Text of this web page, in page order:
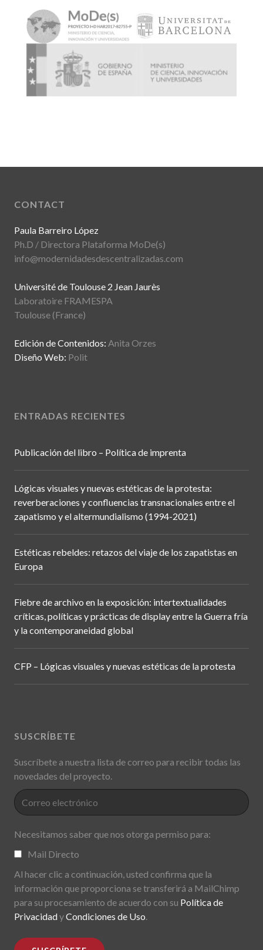
CONTACT
Paula Barreiro López
Ph.D / Directora Plataforma MoDe(s)
info@modernidadesdescentralizadas.com
Université de Toulouse 2 Jean Jaurès
Laboratoire FRAMESPA
Toulouse (France)
Edición de Contenidos: Anita Orzes
Diseño Web: Polit
ENTRADAS RECIENTES
Publicación del libro – Política de imprenta
Lógicas visuales y nuevas estéticas de la protesta:
reverberaciones y confluencias transnacionales entre el
zapatismo y el altermundialismo (1994-2021)
Estéticas rebeldes: retazos del viaje de los zapatistas en
Europa
Fiebre de archivo en la exposición: intertextualidades
críticas, políticas y prácticas de display entre la Guerra fría
y la contemporaneidad global
CFP – Lógicas visuales y nuevas estéticas de la protesta
SUSCRÍBETE
Suscríbete a nuestra lista de correo para recibir todas las
novedades del proyecto.
Necesitamos saber que nos otorga permiso para:
Mail Directo
Al hacer clic a continuación, usted confirma que la
información que proporciona se transferirá a MailChimp
para su procesamiento de acuerdo con su Política de
PrivacidadyCondiciones de Uso.